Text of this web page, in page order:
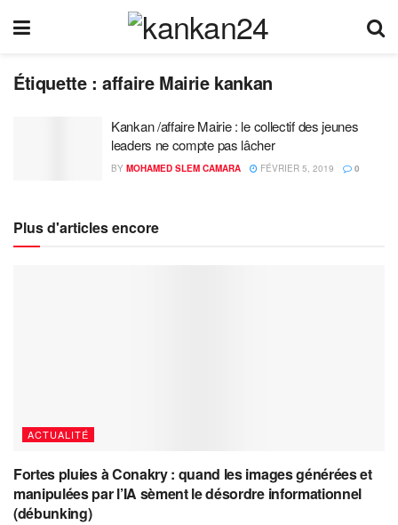
Étiquette :affaire Mairie kankan
Kankan /affaire Mairie : le collectif des jeunes
leaders ne compte pas lâcher
BY MOHAMED SLEM CAMARA FÉVRIER 5, 2019 0
Plus d'articles encore
ACTUALITÉ
Fortes pluies à Conakry : quand les images générées et
manipulées par l’IA sèment le désordre informationnel
(débunking)